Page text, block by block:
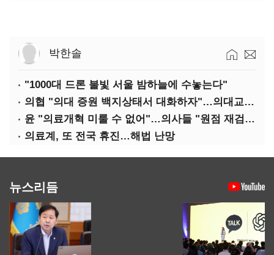
박한솔
"1000대 드론 불빛 서울 밤하늘에 수놓는다"
의협 "의대 증원 백지상태서 대화하자"…의대교수, 집단 휴진
윤 "의료개혁 미룰 수 없어"…의사들 "원점 재검토"
의료계, 또 전국 휴진…해법 난망
뉴스리듬